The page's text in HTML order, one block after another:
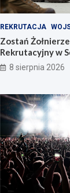
REKRUTACJA
Zostań
Rekrutacyjny w
8 sierpnia 2026